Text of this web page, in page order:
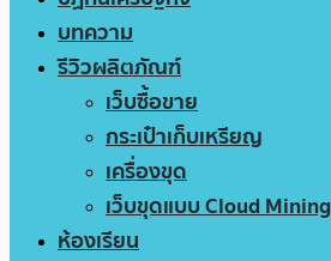
บทความ
รีวิวผลิตภัณฑ์
เว็บซื้อขาย
กระเป๋าเก็บเหรียญ
เครื่องขุด
เว็บขุดแบบ Cloud Mining
ห้องเรียน